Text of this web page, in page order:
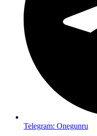
Telegram: Onegunru